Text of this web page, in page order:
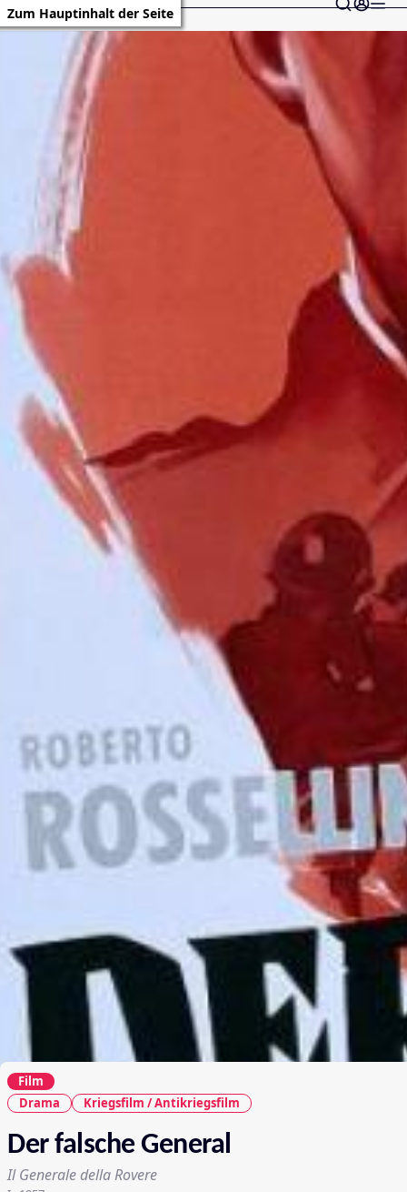
Zum Hauptinhalt der Seite
Film
Drama
Kriegsfilm / Antikriegsfilm
Der falsche General
Il Generale della Rovere